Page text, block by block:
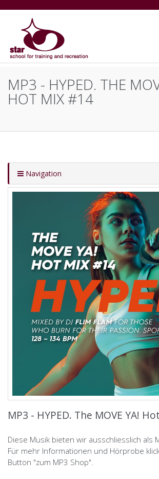
MP3 - HYPED. THE
HOT MIX #14
Navigation
MP3 - HYPED. The MOVE YA!
Diese Musik bieten wir ausschliesslich als
Für mehr Informationen und Hörprobe
Button "zum MP3 Shop".